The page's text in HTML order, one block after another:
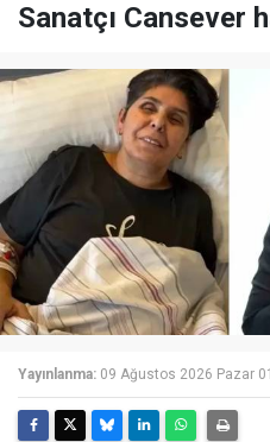
Sanatçı Cansever
Yayınlanma: 09 Ağustos 2026 Pazar